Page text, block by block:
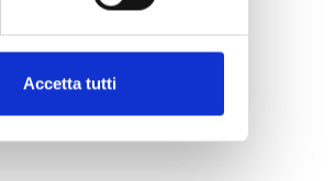
Accetta tutti